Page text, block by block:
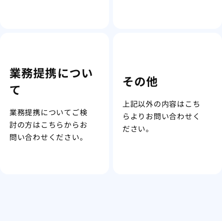
業務提携につい
て
業務提携についてご検
討の方はこちらからお
問い合わせください。
その他
上記以外の内容はこち
らよりお問い合わせく
ださい。